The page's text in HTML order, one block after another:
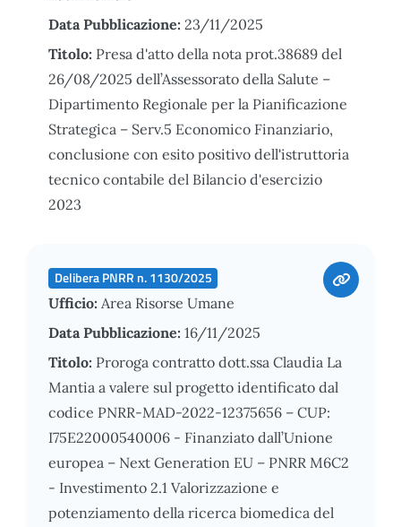
Data Pubblicazione: 23/11/2025
Titolo: Presa d'atto della nota prot.38689 del
26/08/2025 dell’Assessorato della Salute –
Dipartimento Regionale per la Pianificazione
Strategica – Serv.5 Economico Finanziario,
conclusione con esito positivo dell'istruttoria
tecnico contabile del Bilancio d'esercizio
2023
Delibera PNRR n. 1130/2025
Ufficio: Area Risorse Umane
Data Pubblicazione: 16/11/2025
Titolo: Proroga contratto dott.ssa Claudia La
Mantia a valere sul progetto identificato dal
codice PNRR-MAD-2022-12375656 – CUP:
I75E22000540006 - Finanziato dall’Unione
europea – Next Generation EU – PNRR M6C2
- Investimento 2.1 Valorizzazione e
potenziamento della ricerca biomedica del